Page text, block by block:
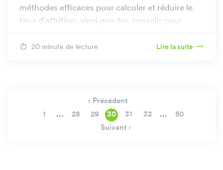
méthodes efficaces pour calculer et réduire le
taux d'attrition, ainsi que des conseils pour
améliorer la fidélisation des clients.
20 minute de lecture Lire la suite
‹ Précédent
1 … 28 29 30 31 32 … 50
Suivant ›